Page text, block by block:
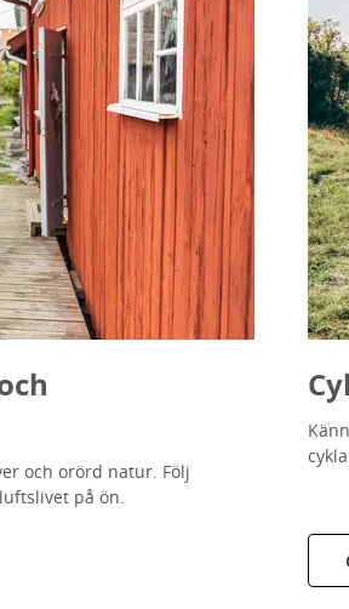
och orörd natur. Följ
på ön.